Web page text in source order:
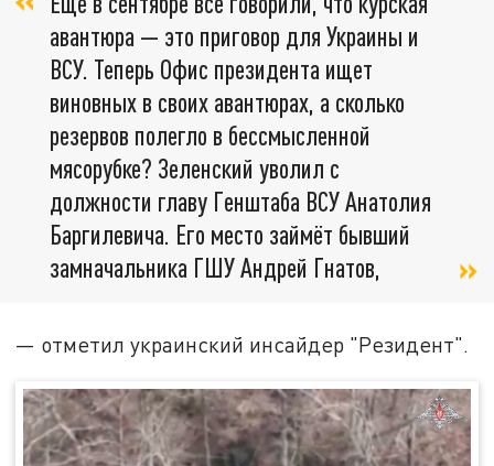
авантюра — это приговор для Украины и
ВСУ. Теперь Офис президента ищет
виновных в своих авантюрах, а сколько
резервов полегло в бессмысленной
мясорубке? Зеленский уволил с
должности главу Генштаба ВСУ Анатолия
Баргилевича. Его место займёт бывший
замначальника ГШУ Андрей Гнатов,
— отметил украинский инсайдер "Резидент".